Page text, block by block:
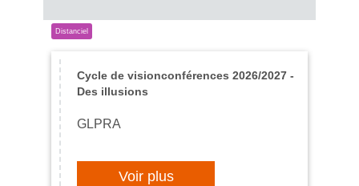
Cycle de visionconférences 2026/2027 -
Des illusions
GLPRA
Voir plus